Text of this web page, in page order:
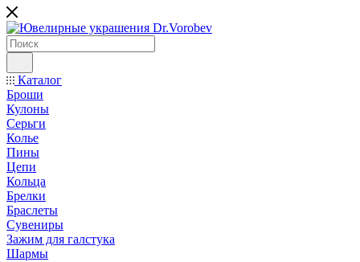
Каталог
Броши
Кулоны
Серьги
Колье
Пины
Цепи
Кольца
Брелки
Браслеты
Сувениры
Зажим для галстука
Шармы